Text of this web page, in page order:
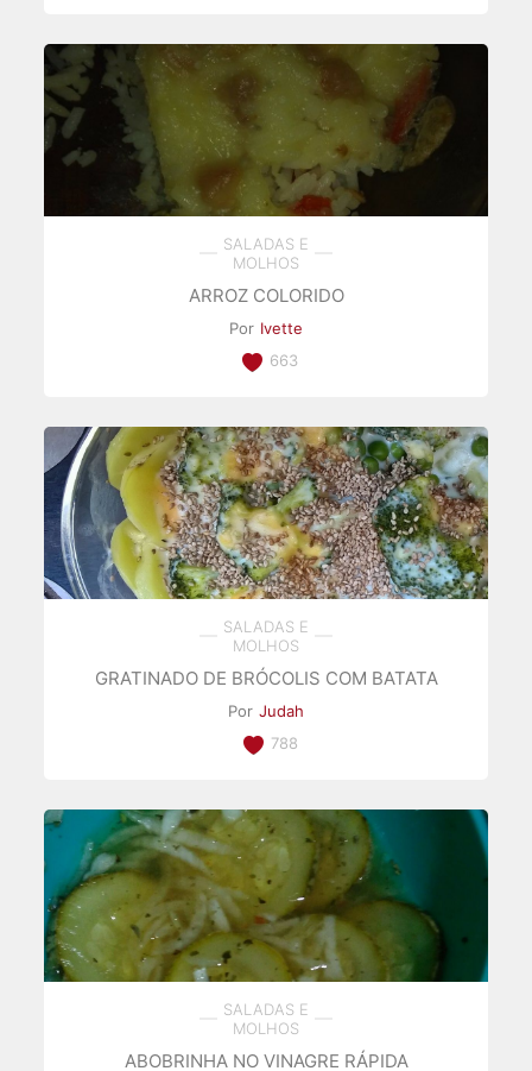
SALADAS E
MOLHOS
ARROZ COLORIDO
Por Ivette
663
SALADAS E
MOLHOS
GRATINADO DE BRÓCOLIS COM BATATA
Por Judah
788
SALADAS E
MOLHOS
ABOBRINHA NO VINAGRE RÁPIDA